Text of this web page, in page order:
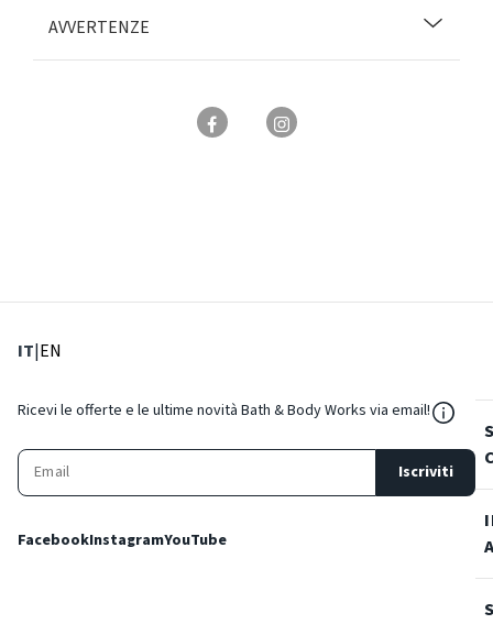
AVVERTENZE
IT: Lingua corrente
|EN
Ricevi le offerte e le ultime novità Bath & Body Works via email!
Iscriviti
FacebookInstagramYouTube